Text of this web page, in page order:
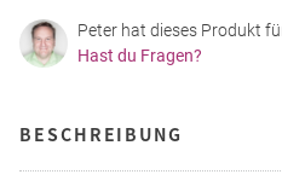
Peter hat dieses Produkt
Hast du Fragen?
BESCHREIBUNG